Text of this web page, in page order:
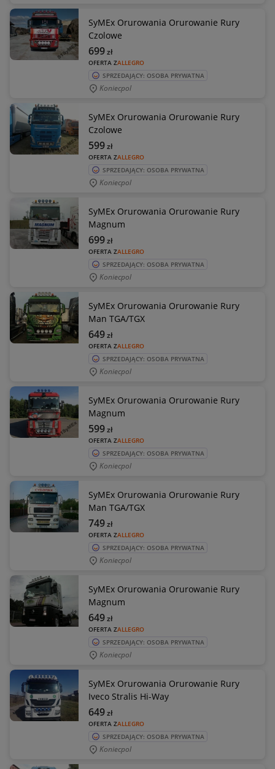
SyMEx Orurowania Orurowanie Rury
Czolowe
OFERTA ZALLEGRO
699zł
SPRZEDAJĄCY: OSOBA PRYWATNA
Koniecpol
SyMEx Orurowania Orurowanie Rury
Czolowe
OFERTA ZALLEGRO
599zł
SPRZEDAJĄCY: OSOBA PRYWATNA
Koniecpol
SyMEx Orurowania Orurowanie Rury
Magnum
OFERTA ZALLEGRO
699zł
SPRZEDAJĄCY: OSOBA PRYWATNA
Koniecpol
SyMEx Orurowania Orurowanie Rury
Man TGA/TGX
OFERTA ZALLEGRO
649zł
SPRZEDAJĄCY: OSOBA PRYWATNA
Koniecpol
SyMEx Orurowania Orurowanie Rury
Magnum
OFERTA ZALLEGRO
599zł
SPRZEDAJĄCY: OSOBA PRYWATNA
Koniecpol
SyMEx Orurowania Orurowanie Rury
Man TGA/TGX
OFERTA ZALLEGRO
749zł
SPRZEDAJĄCY: OSOBA PRYWATNA
Koniecpol
SyMEx Orurowania Orurowanie Rury
Magnum
OFERTA ZALLEGRO
649zł
SPRZEDAJĄCY: OSOBA PRYWATNA
Koniecpol
SyMEx Orurowania Orurowanie Rury
Iveco Stralis Hi-Way
OFERTA ZALLEGRO
649zł
SPRZEDAJĄCY: OSOBA PRYWATNA
Koniecpol